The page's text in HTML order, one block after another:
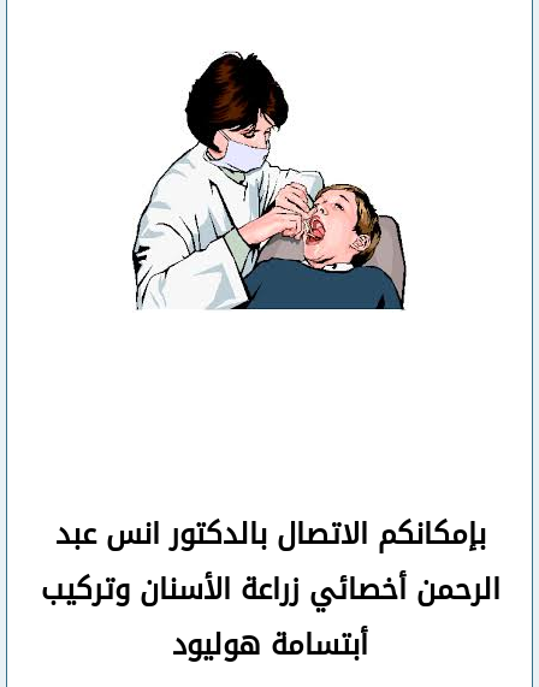
بإمكانكم الاتصال بالدكتور انس عبد
الرحمنأخصائي زراعة الأسنان وتركيب
أبتسامة هوليود